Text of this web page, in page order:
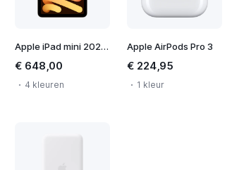
Apple iPad mini 2024 WiFi
€ 648,00
4 kleuren
Apple AirPods Pro 3
€ 224,95
1 kleur